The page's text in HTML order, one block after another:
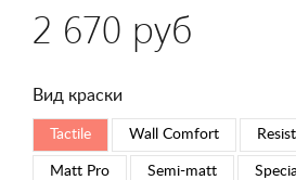
2 670 руб
Вид краски
Tactile Wall Comfort
Matt Pro Semi-matt